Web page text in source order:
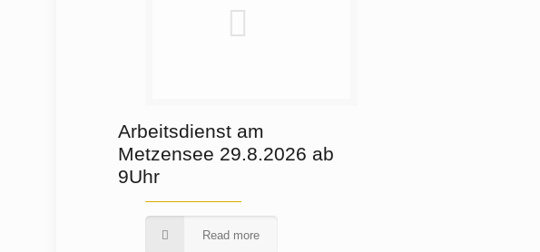
Arbeitsdienst am
Metzensee 29.8.2026 ab
9Uhr
Read more